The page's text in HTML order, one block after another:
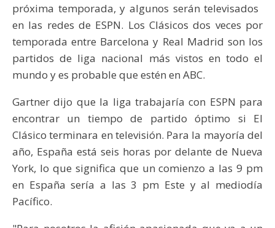
próxima temporada, y algunos serán televisados ​​
en las redes de ESPN. Los Clásicos dos veces por
temporada entre Barcelona y Real Madrid son los
partidos de liga nacional más vistos en todo el
mundo y es probable que estén en ABC.
Gartner dijo que la liga trabajaría con ESPN para
encontrar un tiempo de partido óptimo si El
Clásico terminara en televisión. Para la mayoría del
año, España está seis horas por delante de Nueva
York, lo que significa que un comienzo a las 9 pm
en España sería a las 3 pm Este y al mediodía
Pacífico.